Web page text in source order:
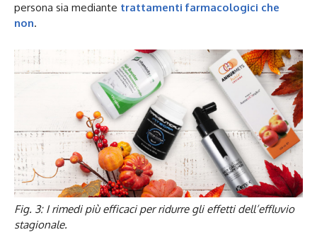
persona sia mediante trattamenti farmacologici che
non.
Fig. 3: I rimedi più efficaci per ridurre gli effetti dell’effluvio
stagionale.